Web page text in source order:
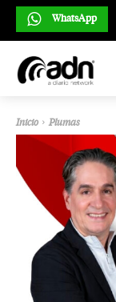
WhatsApp
Inicio Plumas